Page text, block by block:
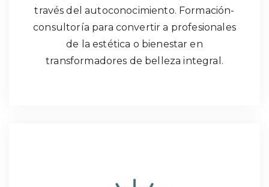
través del autoconocimiento. Formación-
consultoría para convertir a profesionales
de la estética o bienestar en
transformadores de belleza integral.